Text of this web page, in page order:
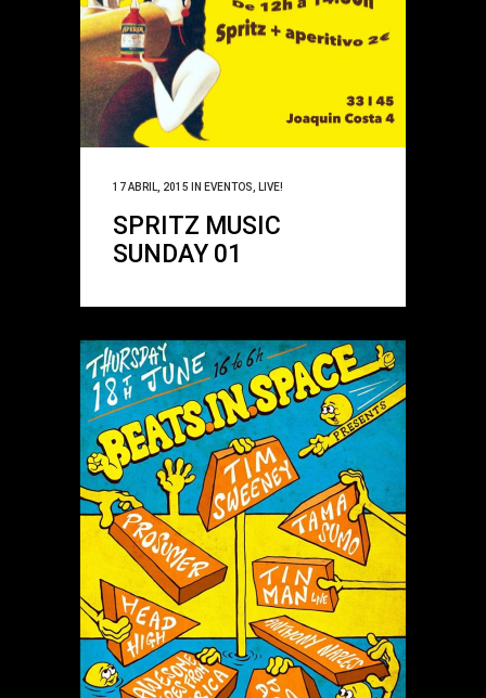
17 ABRIL, 2015 IN EVENTOS, LIVE!
SPRITZ MUSIC
SUNDAY 01